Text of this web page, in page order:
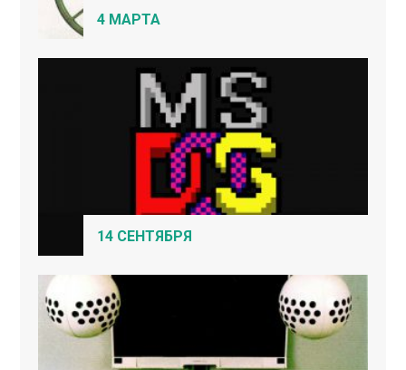
4 МАРТА
14 СЕНТЯБРЯ